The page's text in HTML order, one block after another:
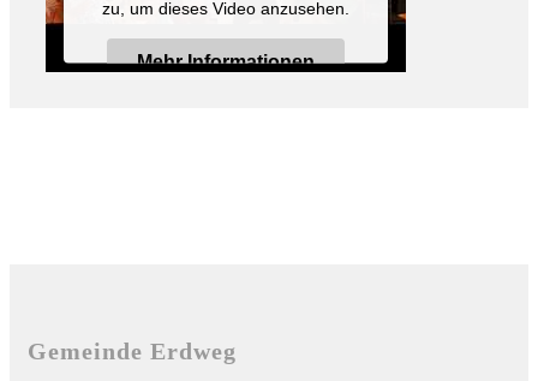
zu, um dieses Video anzusehen.
Mehr Informationen
Gemeinde Erdweg